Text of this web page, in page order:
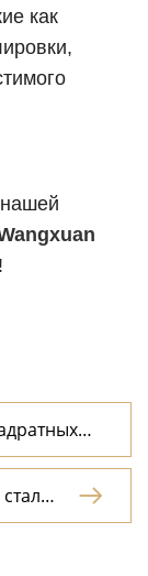
как
!
